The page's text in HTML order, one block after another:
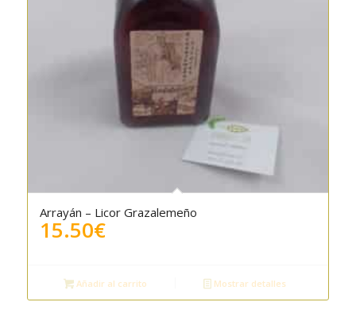
Arrayán – Licor Grazalemeño
15.50€
Añadir al carrito Mostrar detalles